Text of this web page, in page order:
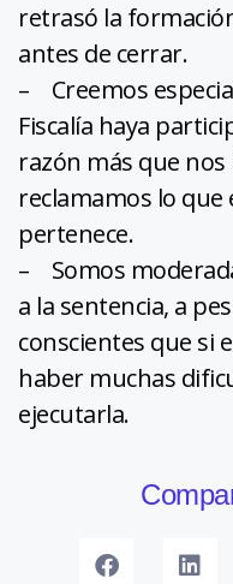
retrasó la
antes de cerrar.
– Creemos
Fiscalía haya
razón más que
reclamamos lo que
pertenece.
– Somos
a la sentencia, a
conscientes que si
haber muchas
ejecutarla.